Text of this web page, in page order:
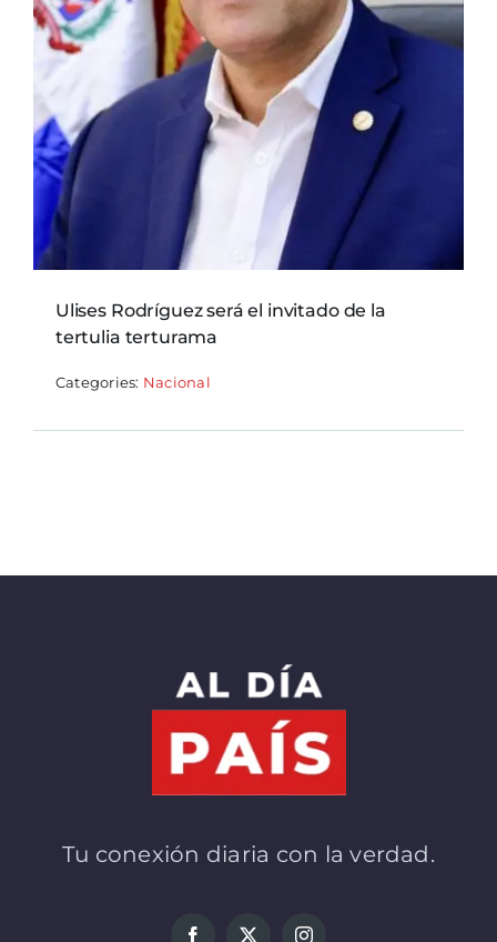
Ulises Rodríguez será el invitado de la
tertulia terturama
Categories: Nacional
Tu conexión diaria con la verdad.